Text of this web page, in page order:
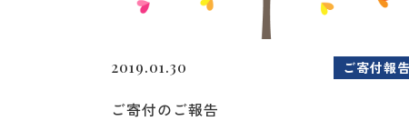
2019.01.30 ご寄付報告
ご寄付のご報告